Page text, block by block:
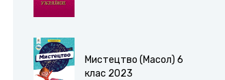
Мистецтво (Масол) 6
клас 2023